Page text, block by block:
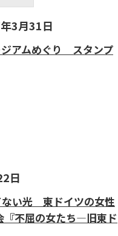
3月31日
アムめぐり スタンプ
日
ない光 東ドイツの女性
『不屈の女たち—旧東ド